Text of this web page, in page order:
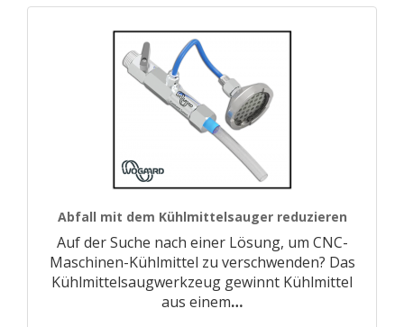
Abfall mit dem Kühlmittelsauger reduzieren
Auf der Suche nach einer Lösung, um CNC-
Maschinen-Kühlmittel zu verschwenden? Das
Kühlmittelsaugwerkzeug gewinnt Kühlmittel
aus einem…